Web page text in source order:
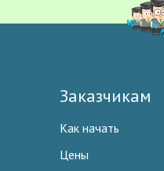
Заказчикам
Как начать
Цены